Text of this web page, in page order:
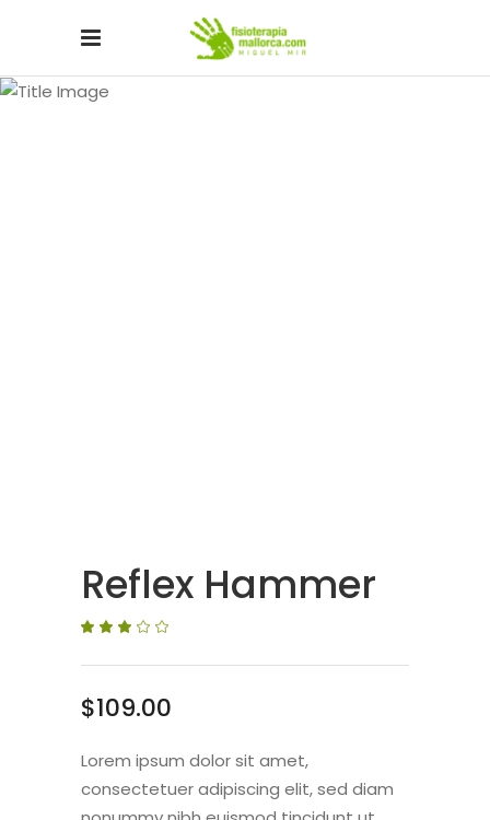
Reflex Hammer
5
puntuacions
de
$109.00
Lorem ipsum dolor sit amet,
consectetuer adipiscing elit, sed diam